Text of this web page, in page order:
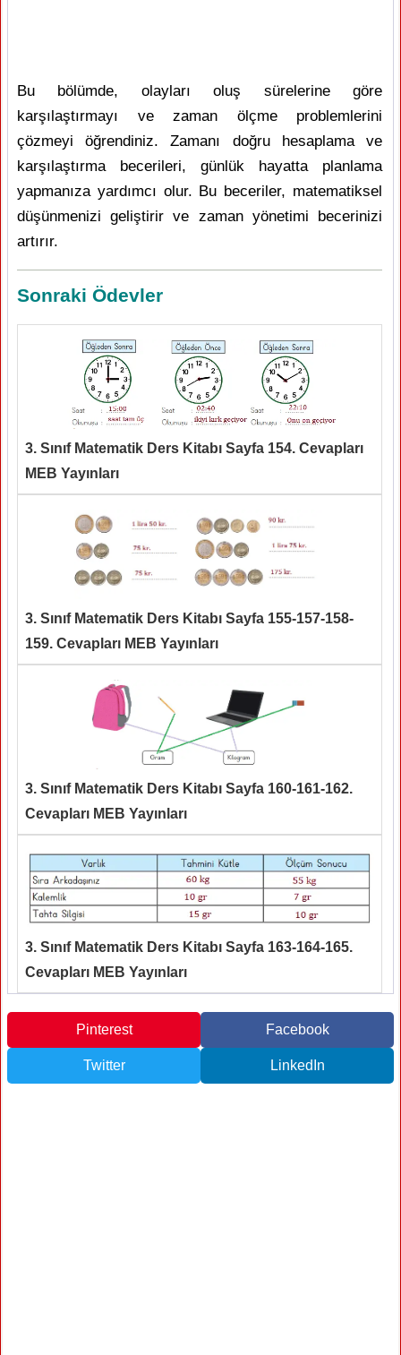
Bu bölümde, olayları oluş sürelerine göre
karşılaştırmayı ve zaman ölçme problemlerini
çözmeyi öğrendiniz. Zamanı doğru hesaplama ve
karşılaştırma becerileri, günlük hayatta planlama
yapmanıza yardımcı olur. Bu beceriler, matematiksel
düşünmenizi geliştirir ve zaman yönetimi becerinizi
artırır.
Sonraki Ödevler
3. Sınıf Matematik Ders Kitabı Sayfa 154. Cevapları
MEB Yayınları
3. Sınıf Matematik Ders Kitabı Sayfa 155-157-158-
159. Cevapları MEB Yayınları
3. Sınıf Matematik Ders Kitabı Sayfa 160-161-162.
Cevapları MEB Yayınları
3. Sınıf Matematik Ders Kitabı Sayfa 163-164-165.
Cevapları MEB Yayınları
Pinterest Facebook
Twitter LinkedIn